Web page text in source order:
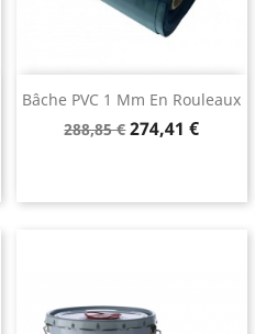
Bâche PVC 1 Mm En Rouleaux
Prix
288,85 €Prix
274,41 €